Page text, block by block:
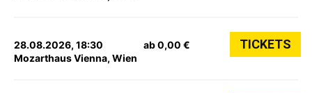
28.08.2026, 18:30
Mozarthaus Vienna, Wien
ab 0,00 € TICKETS